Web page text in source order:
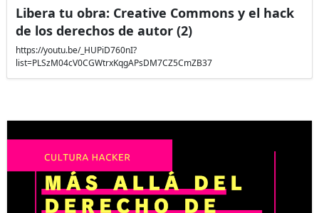
Libera tu obra: Creative Commons y el hack
de los derechos de autor (2)
https://youtu.be/_HUPiD760nI?
list=PLSzM04cV0CGWtrxKqgAPsDM7CZ5CmZB37